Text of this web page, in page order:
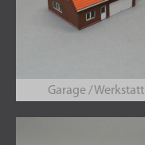
Garage / Werkstatt